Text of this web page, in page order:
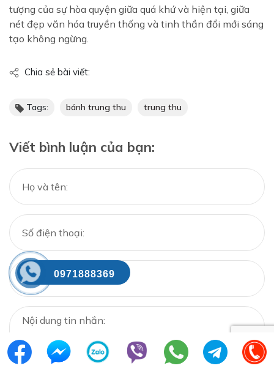
tượng của sự hòa quyện giữa quá khứ và hiện tại, giữa
nét đẹp văn hóa truyền thống và tinh thần đổi mới sáng
tạo không ngừng.
Chia sẻ bài viết:
Tags: bánh trung thu trung thu
Viết bình luận của bạn:
0971888369